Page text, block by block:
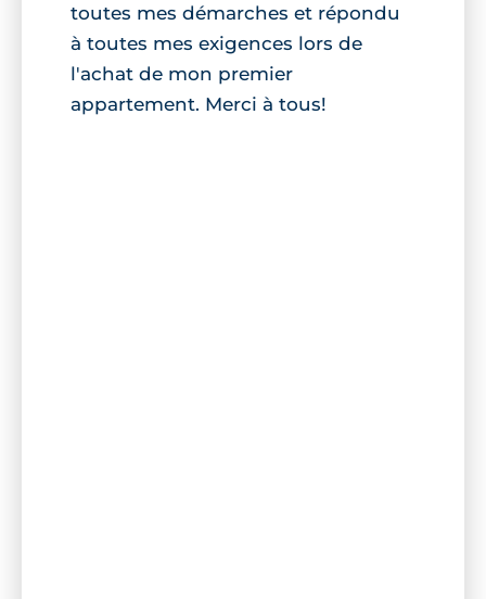
toutes mes démarches et répondu
à toutes mes exigences lors de
l'achat de mon premier
appartement. Merci à tous!